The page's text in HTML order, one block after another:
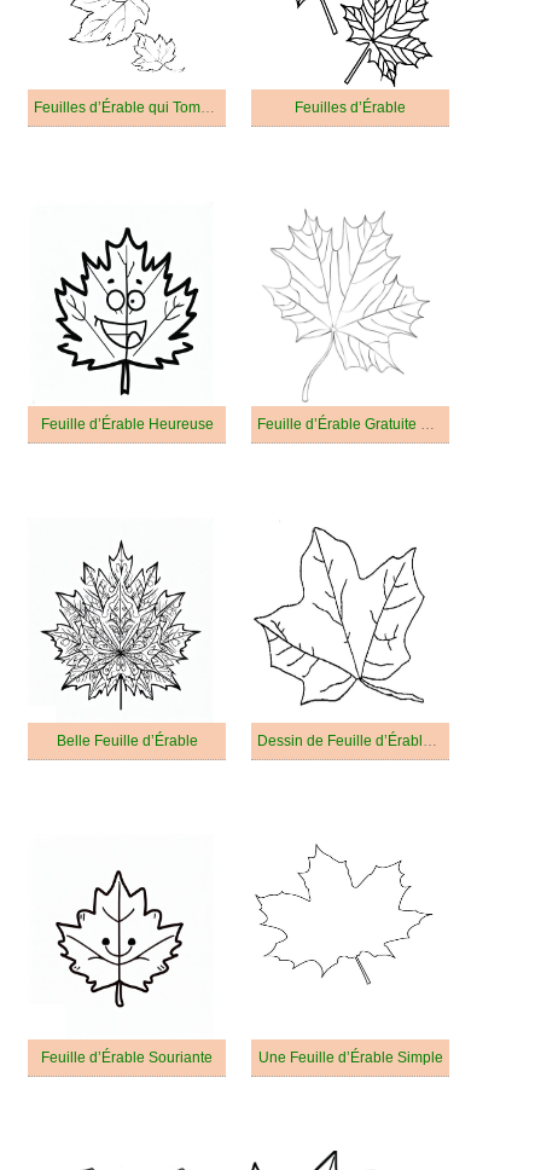
Feuilles d’Érable qui Tombent Feuilles d’Érable
Feuille d’Érable Heureuse Feuille d’Érable Gratuite Pour les Enfants
Belle Feuille d’Érable Dessin de Feuille d’Érable Gratuit
Feuille d’Érable Souriante Une Feuille d’Érable Simple